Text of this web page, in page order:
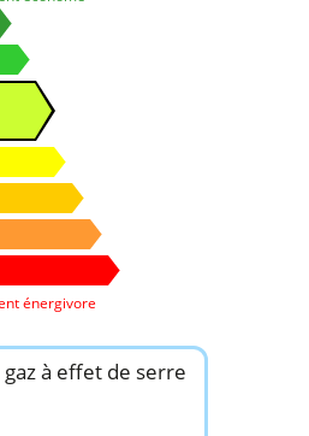
énergivore
à effet de serre